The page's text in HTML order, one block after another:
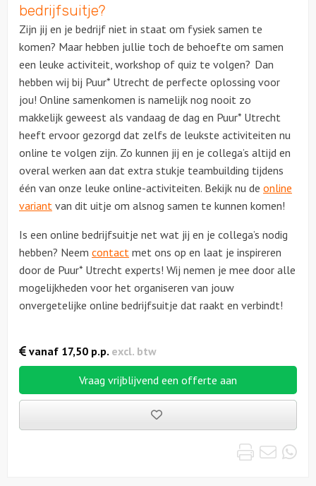
bedrijfsuitje?
Zijn jij en je bedrijf niet in staat om fysiek samen te
komen? Maar hebben jullie toch de behoefte om samen
een leuke activiteit, workshop of quiz te volgen? Dan
hebben wij bij Puur* Utrecht de perfecte oplossing voor
jou! Online samenkomen is namelijk nog nooit zo
makkelijk geweest als vandaag de dag en Puur* Utrecht
heeft ervoor gezorgd dat zelfs de leukste activiteiten nu
online te volgen zijn. Zo kunnen jij en je collega’s altijd en
overal werken aan dat extra stukje teambuilding tijdens
één van onze leuke online-activiteiten. Bekijk nu de online
variant van dit uitje om alsnog samen te kunnen komen!
Is een online bedrijfsuitje net wat jij en je collega’s nodig
hebben? Neem contact met ons op en laat je inspireren
door de Puur* Utrecht experts! Wij nemen je mee door alle
mogelijkheden voor het organiseren van jouw
onvergetelijke online bedrijfsuitje dat raakt en verbindt!
Vraag vrijblijvend een offerte aan
uitjes
vanaf 17,50 p.p. excl. btw
Print